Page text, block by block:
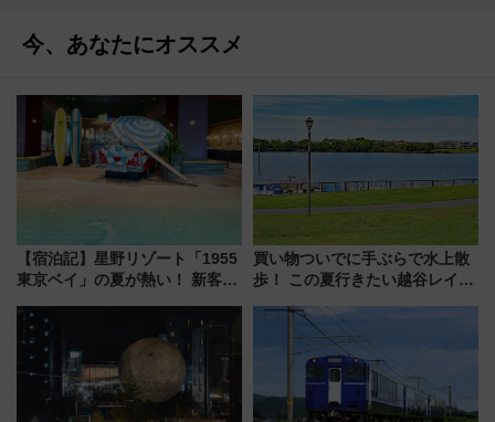
今、あなたにオススメ
【宿泊記】星野リゾート「1955
東京ベイ」の夏が熱い！ 新客室
メリカングルメ＆絶品スイーツ
を満喫（千葉県浦安市）
買い物ついでに手ぶらで水上散
歩！ この夏行きたい越谷レイク
ア「LAKESIDE PARK」（埼玉
県越谷市）